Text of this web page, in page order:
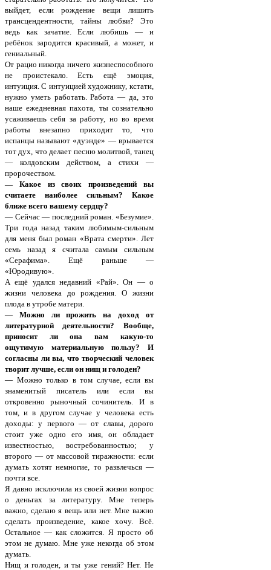
выйдет, если рождение вещи лишить
трансцендентности, тайны любви? Это
ведь как зачатие. Если любишь — и
ребёнок зародится красивый, а может, и
гениальный.
От рацио никогда ничего жизнеспособного
не проистекало. Есть ещё эмоция,
интуиция. С интуицией художнику, кстати,
нужно уметь работать. Работа — да, это
наше ежедневная пахота, ты сознательно
усаживаешь себя за работу, но во время
работы внезапно приходит то, что
испанцы называют «дуэнде» — врывается
тот дух, что делает песню молитвой, танец
— колдовским действом, а стихи —
пророчеством.
— Какое из своих произведений вы
считаете наиболее сильным? Какое
ближе всего вашему сердцу?
— Сейчас — последний роман. «Безумие».
Три года назад таким любимым-сильным
для меня был роман «Врата смерти». Лет
семь назад я считала самым сильным
«Серафима». Ещё раньше —
«Юродивую».
А ещё удался недавний «Рай». Он — о
жизни человека до рождения. О жизни
плода в утробе матери.
— Можно ли прожить на доход от
литературной деятельности? Вообще,
приносит ли она вам какую-то
ощутимую материальную пользу? И
согласны ли вы, что творческий человек
творит лучше, если он нищ и голоден?
— Можно только в том случае, если вы
знаменитый писатель или если вы
откровенно рыночный сочинитель. И в
том, и в другом случае у человека есть
доходы: у первого — от славы, дорого
стоит уже одно его имя, он обладает
известностью, востребованностью; у
второго — от массовой тиражности: если
думать хотят немногие, то развлечься —
почти все.
Я давно исключила из своей жизни вопрос
о деньгах за литературу. Мне теперь
важно, сделаю я вещь или нет. Мне важно
сделать произведение, какое хочу. Всё.
Остальное — как сложится. Я просто об
этом не думаю. Мне уже некогда об этом
думать.
Нищ и голоден, и ты уже гений? Нет. Не